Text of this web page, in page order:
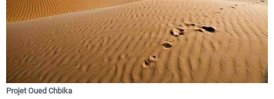
Projet Oued Chbika